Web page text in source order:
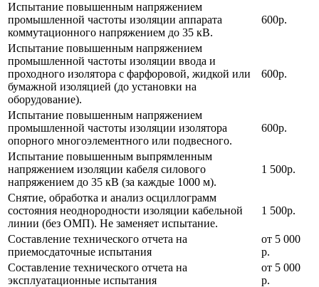
Испытание повышенным напряжением
промышленной частоты изоляции аппарата
коммутационного напряжением до 35 кВ.
600р.
Испытание повышенным напряжением
промышленной частоты изоляции ввода и
проходного изолятора с фарфоровой, жидкой или
бумажной изоляцией (до установки на
оборудование).
600р.
Испытание повышенным напряжением
промышленной частоты изоляции изолятора
опорного многоэлементного или подвесного.
600р.
Испытание повышенным выпрямленным
напряжением изоляции кабеля силового
напряжением до 35 кВ (за каждые 1000 м).
1 500р.
Снятие, обработка и анализ осциллограмм
состояния неоднородности изоляции кабельной
линии (без ОМП). Не заменяет испытание.
1 500р.
Составление технического отчета на
приемосдаточные испытания
от 5 000
р.
Составление технического отчета на
эксплуатационные испытания
от 5 000
р.